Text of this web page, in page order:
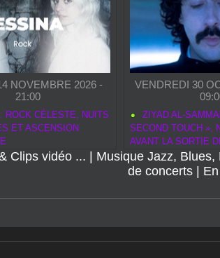
NOVEMBRE 2026 -
21:00
ROCK CÉLESTE, NUITS
ET ASCENSION
VENDREDI 30
ZIYAD
SECOND TOUCH »,
AVANT LA SORTIE
ALBUM ELASTIC
Clips vidéo ... |Musique Jazz,
de concerts |